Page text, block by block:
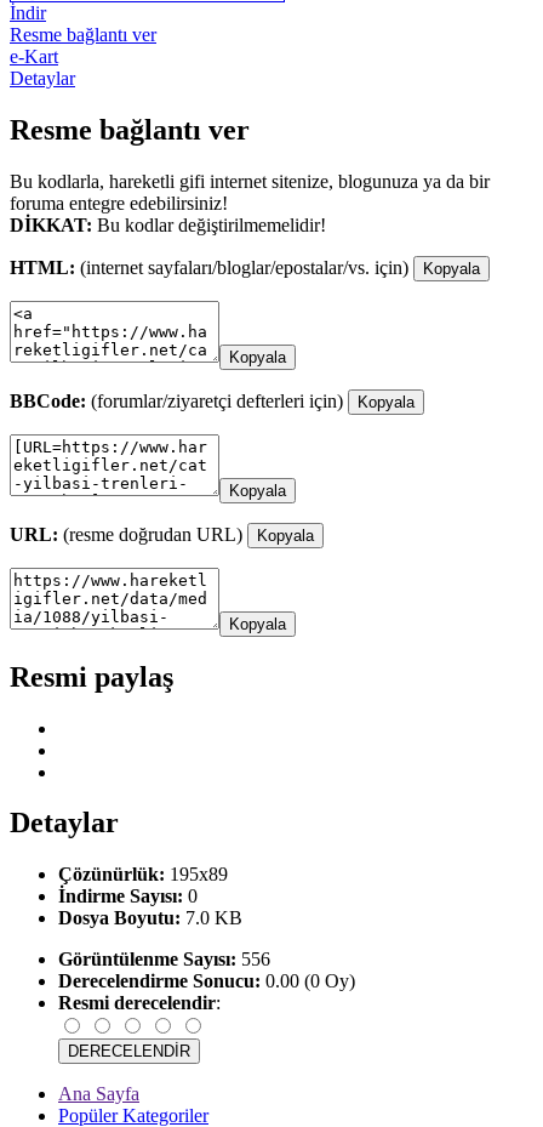
İndir
Resme bağlantı ver
e-Kart
Detaylar
Resme bağlantı ver
Bu kodlarla, hareketli gifi internet sitenize, blogunuza ya da bir
foruma entegre edebilirsiniz!
DİKKAT: Bu kodlar değiştirilmemelidir!
HTML: (internet sayfaları/bloglar/epostalar/vs. için) Kopyala
Kopyala
BBCode: (forumlar/ziyaretçi defterleri için) Kopyala
Kopyala
URL: (resme doğrudan URL) Kopyala
Kopyala
Resmi paylaş
Detaylar
Çözünürlük: 195x89
İndirme Sayısı: 0
Dosya Boyutu: 7.0 KB
Görüntülenme Sayısı: 556
Derecelendirme Sonucu: 0.00 (0 Oy)
Resmi derecelendir:
Ana Sayfa
Popüler Kategoriler